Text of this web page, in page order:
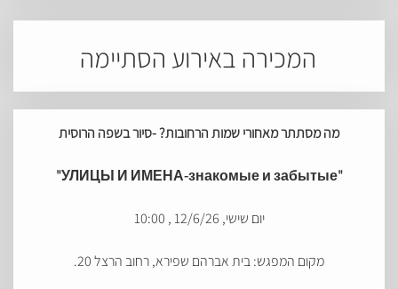
המכירה באירוע הסתיימה
מה מסתתר מאחורי שמות הרחובות? -סיור בשפה הרוסית
"УЛИЦЫ И ИМЕНА-знакомые и забытые"
יום שישי, 12/6/26 , 10:00
מקום המפגש: בית אברהם שפירא, רחוב הרצל 20.